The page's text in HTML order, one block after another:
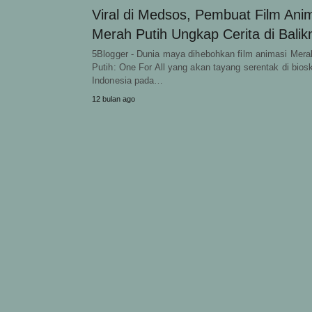
Viral di Medsos, Pembuat Film
Merah Putih Ungkap Cerita di
5Blogger - Dunia maya dihebohkan film animasi
Putih: One For All yang akan tayang serentak di
Indonesia pada…
12 bulan ago